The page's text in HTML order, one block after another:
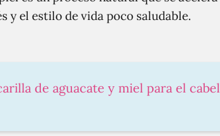
y el estilo de vida poco saludable.
de aguacate y miel para el